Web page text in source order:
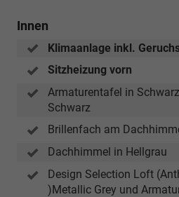
Innen
Klimaanlage inkl.
Sitzheizung vorn
Armaturentafel in
Schwarz
Brillenfach am
Dachhimmel in Hellgrau
Design Selection Loft
)Metallic Grey und